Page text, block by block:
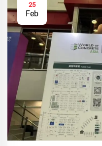
25
Feb